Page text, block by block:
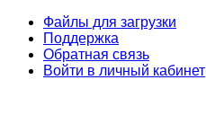
Перейти
содержимому
Файлы для загрузки
Поддержка
Обратная связь
Войти в личный кабинет